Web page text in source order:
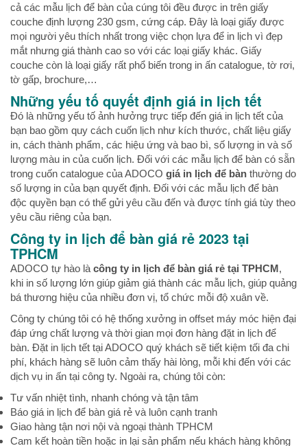
cả các mẫu lịch để bàn của cúng tôi đều được in trên giấy
couche định lượng 230 gsm, cứng cáp. Đây là loại giấy được
mọi người yêu thích nhất trong việc chọn lựa để in lịch vì đẹp
mắt nhưng giá thành cao so với các loại giấy khác. Giấy
couche còn là loại giấy rất phổ biến trong in ấn catalogue, tờ rơi,
tờ gấp, brochure,…
Những yếu tố quyết định giá in lịch tết
Đó là những yếu tố ảnh hưởng trực tiếp đến giá in lịch tết của
bạn bao gồm quy cách cuốn lịch như kích thước, chất liệu giấy
in, cách thành phẩm, các hiệu ứng và bao bì, số lượng in và số
lượng màu in của cuốn lịch. Đối với các mẫu lịch để bàn có sẵn
trong cuốn catalogue của ADOCO giá in lịch để bàn thường do
số lượng in của bạn quyết định. Đối với các mẫu lịch để bàn
độc quyền bạn có thể gửi yêu cầu đến và được tính giá tùy theo
yêu cầu riêng của bạn.
Công ty in lịch để bàn giá rẻ 2023 tại
TPHCM
ADOCO tự hào là công ty in lịch để bàn giá rẻ tại TPHCM,
khi in số lượng lớn giúp giảm giá thành các mẫu lịch, giúp quảng
bá thương hiệu của nhiều đơn vị, tổ chức mỗi độ xuân về.
Công ty chúng tôi có hệ thống xưởng in offset máy móc hiện đại
đáp ứng chất lượng và thời gian mọi đơn hàng đặt in lịch để
bàn. Đặt in lịch tết tại ADOCO quý khách sẽ tiết kiệm tối đa chi
phí, khách hàng sẽ luôn cảm thấy hài lòng, mỗi khi đến với các
dịch vụ in ấn tại công ty. Ngoài ra, chúng tôi còn:
Tư vấn nhiệt tình, nhanh chóng và tận tâm
Báo giá in lịch để bàn giá rẻ và luôn cạnh tranh
Giao hàng tận nơi nội và ngoại thành TPHCM
Cam kết hoàn tiền hoặc in lại sản phẩm nếu khách hàng không